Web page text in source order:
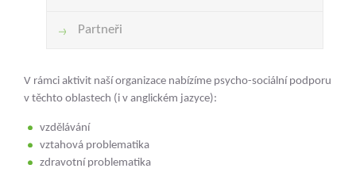
Partneři
V rámci aktivit naší organizace nabízíme psycho-sociální podporu
v těchto oblastech (i v anglickém jazyce):
vzdělávání
vztahová problematika
zdravotní problematika